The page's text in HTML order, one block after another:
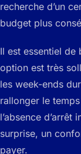
recherche d’un
budget plus
Il est essentiel
option est très
les week-ends
rallonger le
l’absence
surprise, un
payer.